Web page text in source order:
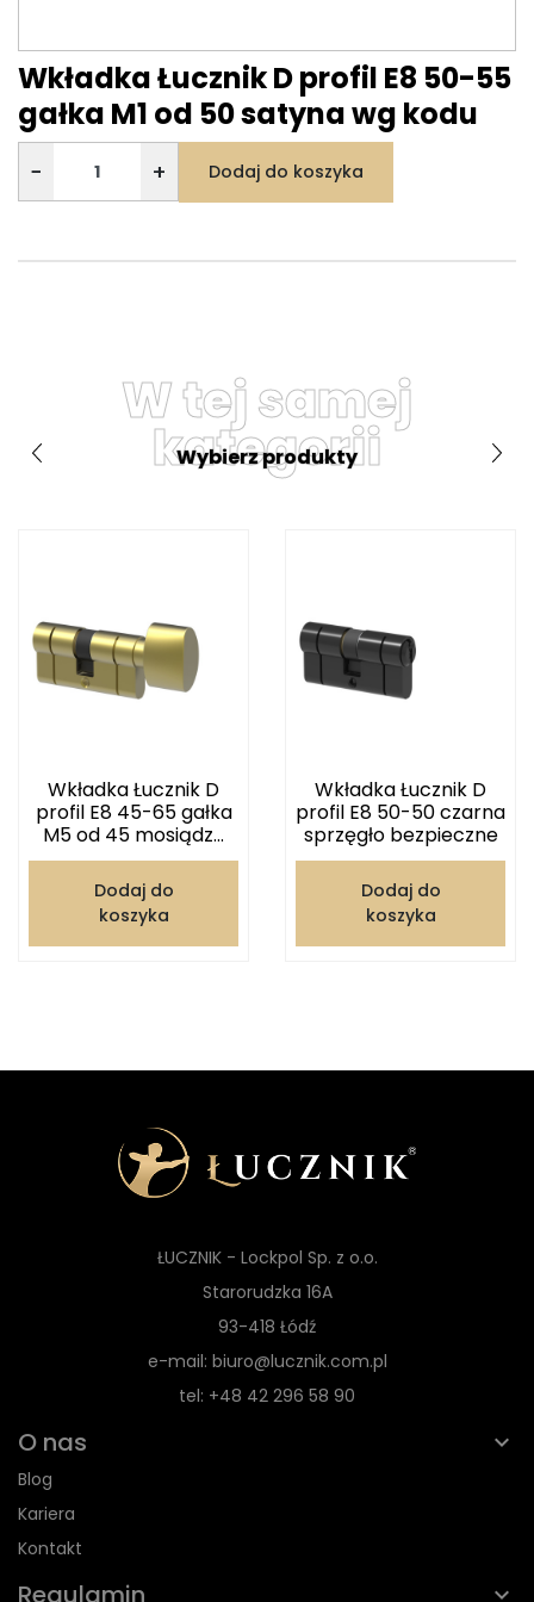
Wkładka Łucznik D profil E8 50-55
gałka M1 od 50 satyna wg kodu
− + Dodaj do koszyka
W tej samej
kategorii
Wybierz produkty
Wkładka Łucznik D
profil E8 45-65 gałka
M5 od 45 mosiądz...
Dodaj do
koszyka
Wkładka Łucznik D
profil E8 50-50 czarna
sprzęgło bezpieczne
Dodaj do
koszyka
ŁUCZNIK - Lockpol Sp. z o.o.
Starorudzka 16A
93-418 Łódź
e-mail: biuro@lucznik.com.pl
tel: +48 42 296 58 90
O nas
Blog
Kariera
Kontakt
Regulamin